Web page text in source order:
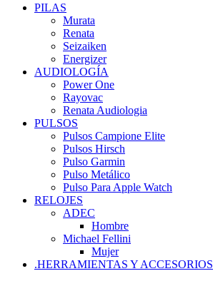
PILAS
Murata
Renata
Seizaiken
Energizer
AUDIOLOGÍA
Power One
Rayovac
Renata Audiologia
PULSOS
Pulsos Campione Elite
Pulsos Hirsch
Pulso Garmin
Pulso Metálico
Pulso Para Apple Watch
RELOJES
ADEC
Hombre
Michael Fellini
Mujer
.HERRAMIENTAS Y ACCESORIOS